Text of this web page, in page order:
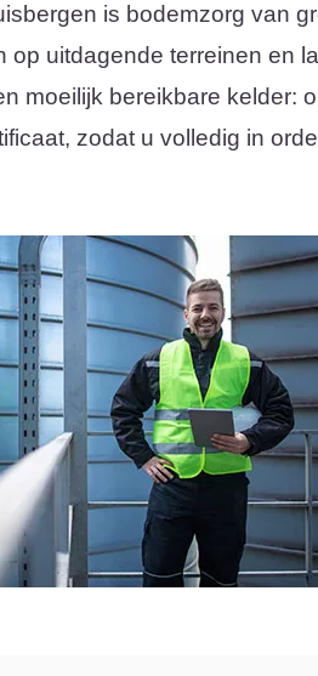
is bodemzorg van
uitdagende terreinen en
moeilijk bereikbare kelder:
zodat u volledig in